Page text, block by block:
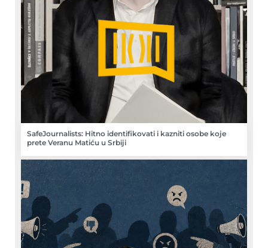
SafeJournalists: Hitno identifikovati i kazniti osobe koje
prete Veranu Matiću u Srbiji